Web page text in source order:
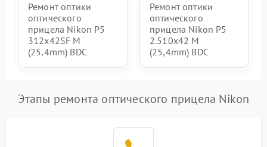
Ремонт оптики
оптического
прицела Nikon P5
312x42SF M
(25,4mm) BDC
Ремонт оптики
оптического
прицела Nikon P5
2.510x42 M
(25,4mm) BDC
Этапы ремонта оптического прицела Nikon